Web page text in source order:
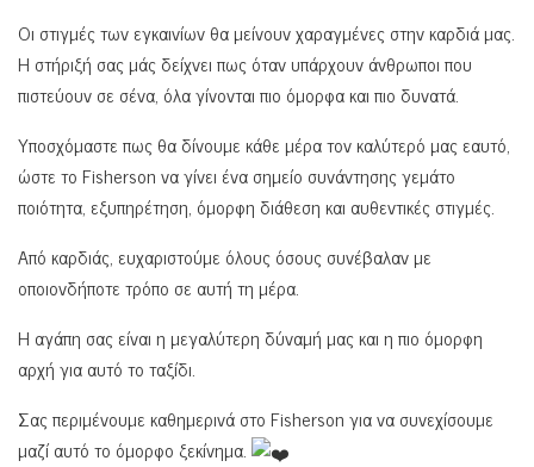
Οι στιγμές των εγκαινίων θα μείνουν χαραγμένες στην καρδιά μας.
Η στήριξή σας μάς δείχνει πως όταν υπάρχουν άνθρωποι που
πιστεύουν σε σένα, όλα γίνονται πιο όμορφα και πιο δυνατά.
Υποσχόμαστε πως θα δίνουμε κάθε μέρα τον καλύτερό μας εαυτό,
ώστε το Fisherson να γίνει ένα σημείο συνάντησης γεμάτο
ποιότητα, εξυπηρέτηση, όμορφη διάθεση και αυθεντικές στιγμές.
Από καρδιάς, ευχαριστούμε όλους όσους συνέβαλαν με
οποιονδήποτε τρόπο σε αυτή τη μέρα.
Η αγάπη σας είναι η μεγαλύτερη δύναμή μας και η πιο όμορφη
αρχή για αυτό το ταξίδι.
Σας περιμένουμε καθημερινά στο Fisherson για να συνεχίσουμε
μαζί αυτό το όμορφο ξεκίνημα.